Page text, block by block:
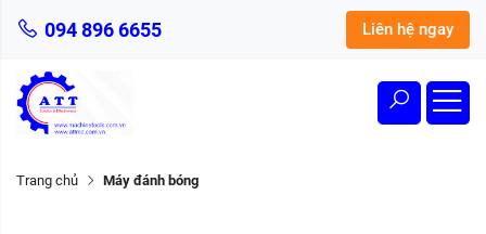
094 896 6655 Liên hệ ngay
Trang chủ Máy đánh bóng